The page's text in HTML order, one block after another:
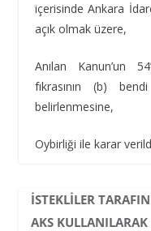
içerisinde Ankara
açık olmak üzere,
Anılan Kanun’un
fıkrasının (b)
belirlenmesine,
Oybirliği ile karar
İSTEKLILER
AKS